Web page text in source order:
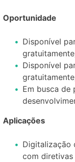
Oportunidade
Disponível
Disponível
Em busca de
Aplicações
Digitalização
com